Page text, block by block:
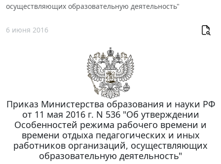
осуществляющих образовательную деятельность"
6 июня 2016
Приказ Министерства образования и науки РФ
от 11 мая 2016 г. N 536 "Об утверждении
Особенностей режима рабочего времени и
времени отдыха педагогических и иных
работников организаций, осуществляющих
образовательную деятельность"